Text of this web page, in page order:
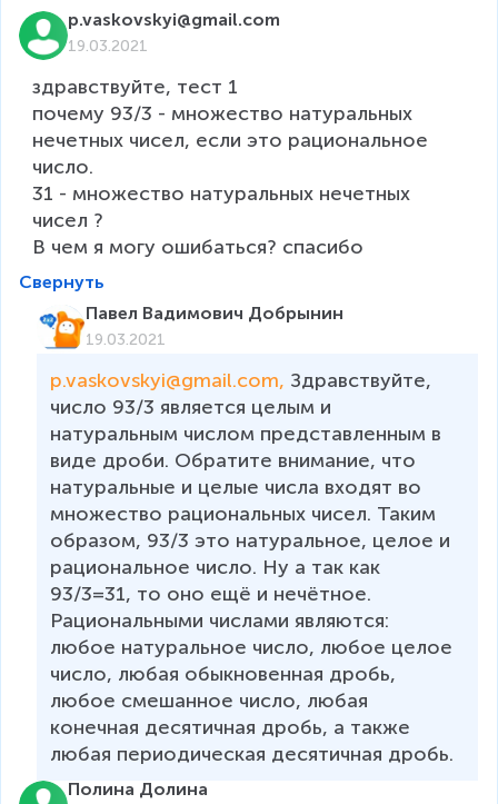
p.vaskovskyi@gmail.com
19.03.2021
здравствуйте, тест 1
почему 93/3 - множество натуральных
нечетных чисел, если это рациональное
число.
31 - множество натуральных нечетных
чисел ?
В чем я могу ошибаться? спасибо
Свернуть
Павел Вадимович Добрынин
19.03.2021
p.vaskovskyi@gmail.com, Здравствуйте,
число 93/3 является целым и
натуральным числом представленным в
виде дроби. Обратите внимание, что
натуральные и целые числа входят во
множество рациональных чисел. Таким
образом, 93/3 это натуральное, целое и
рациональное число. Ну а так как
93/3=31, то оно ещё и нечётное.
Рациональными числами являются:
любое натуральное число, любое целое
число, любая обыкновенная дробь,
любое смешанное число, любая
конечная десятичная дробь, а также
любая периодическая десятичная дробь.
Полина Долина